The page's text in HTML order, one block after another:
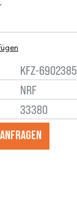
KFZ-6902385
NRF
33380
anfragеn